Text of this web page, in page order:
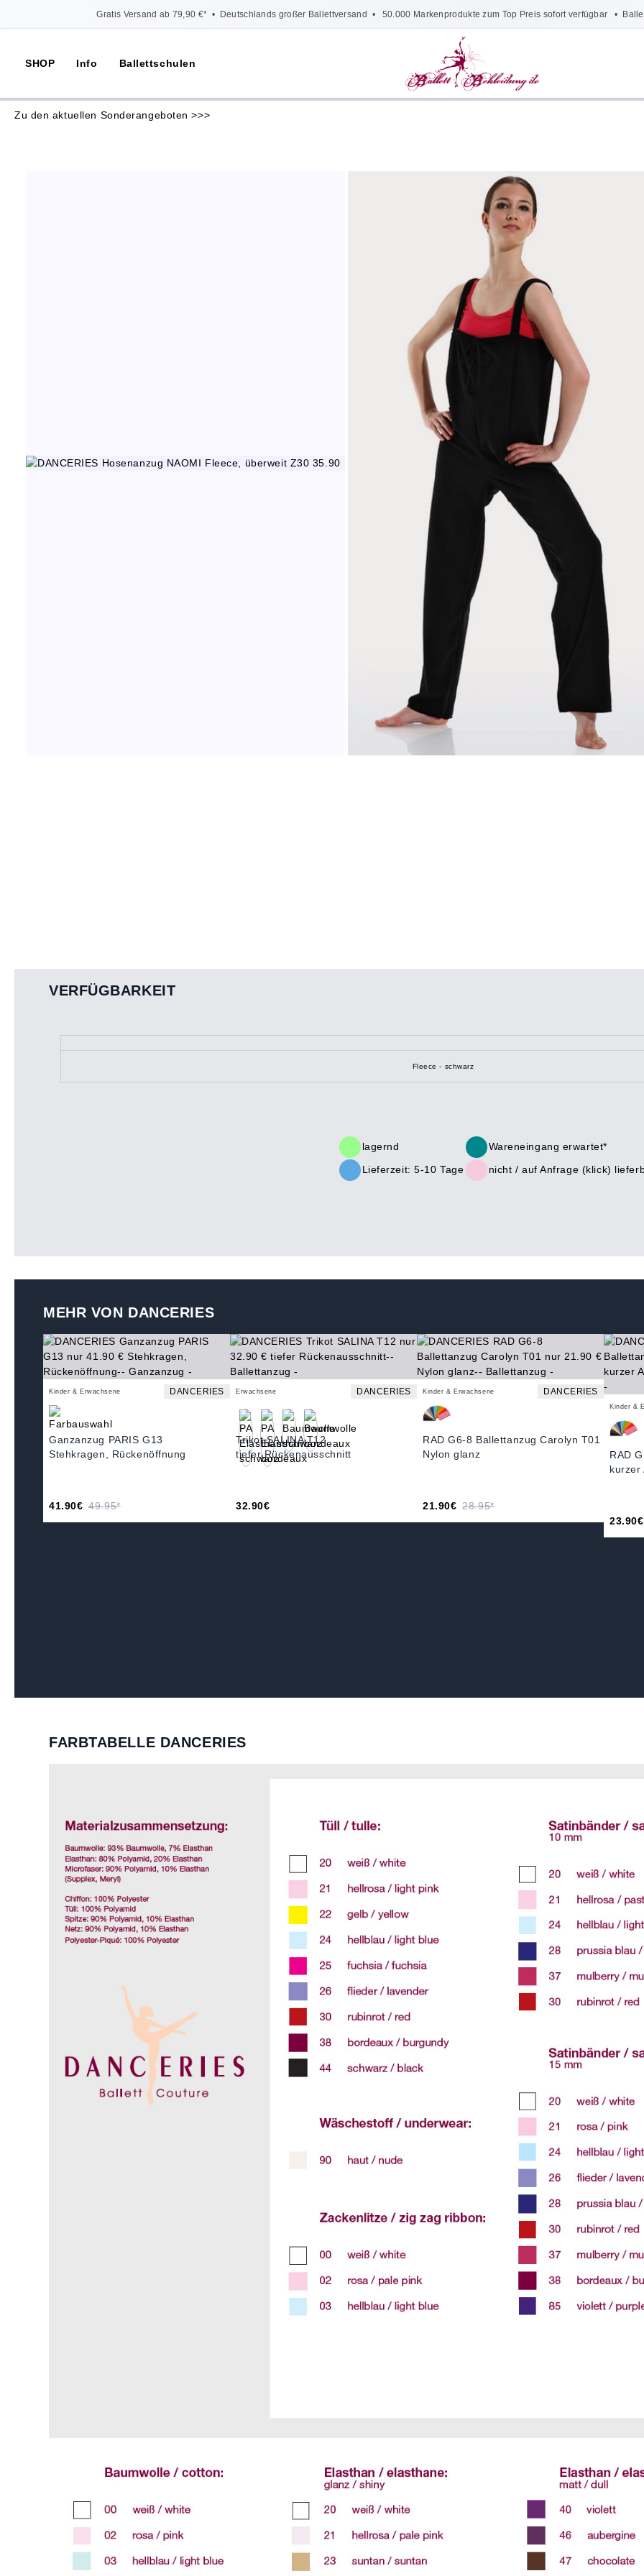
Gratis Versand ab 79,90 €* • Deutschlands großer Ballettversand • 50.000 Markenprodukte zum Top Preis sofort verfügbar •
SHOP Info Ballettschulen
Zu den aktuellen Sonderangeboten >>>
VERFÜGBARKEIT
Fleece - schwarz
lagernd
Wareneingang erwartet*
Lieferzeit: 5-10 Tage
nicht / auf Anfrage (klick)
MEHR VON DANCERIES
Kinder & Erwachsene DANCERIES
Ganzanzug PARIS G13
Stehkragen, Rückenöffnung
41.90€ 49.95*
Erwachsene DANCERIES
Trikot SALINA T12
tiefer Rückenausschnitt
32.90€
Kinder & Erwachsene DANCERIES
RAD G6-8 Ballettanzug Carolyn T01
Nylon glanz
21.90€ 28.95*
Kinder &
RAD
kurzer
23.90€
FARBTABELLE DANCERIES